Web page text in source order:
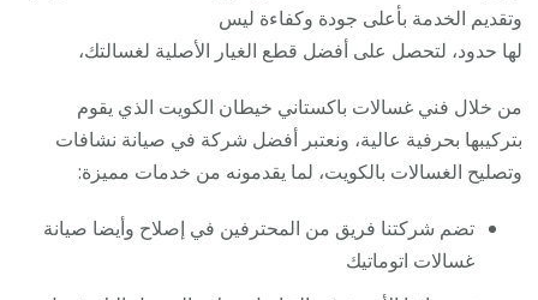
وتقديم الخدمة بأعلى جودة وكفاءة ليس
لها حدود، لتحصل على أفضل قطع الغيار الأصلية لغسالتك،
من خلال فني غسالات باكستاني خيطان الكويت الذي يقوم
بتركيبها بحرفية عالية، ونعتبر أفضل شركة في صيانة نشافات
وتصليح الغسالات بالكويت، لما يقدمونه من خدمات مميزة:
تضم شركتنا فريق من المحترفين في إصلاح وأيضا صيانة
غسالات اتوماتيك